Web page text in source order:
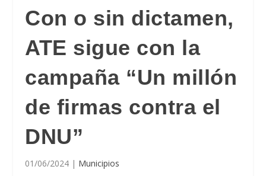
Con o sin dictamen,
ATE sigue con la
campaña “Un millón
de firmas contra el
DNU”
01/06/2024 | Municipios